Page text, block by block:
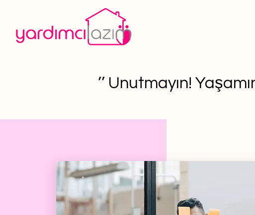
’’ Unutmayın!